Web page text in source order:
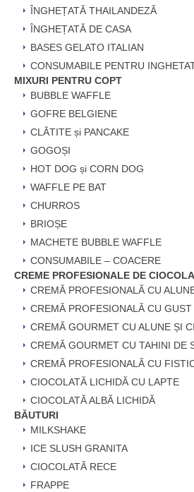
ÎNGHEȚATĂ THAILANDEZĂ
ÎNGHEȚATĂ DE CASA
BASES GELATO ITALIAN
CONSUMABILE PENTRU
MIXURI PENTRU COPT
BUBBLE WAFFLE
GOFRE BELGIENE
CLĂTITE și PANCAKE
GOGOȘI
HOT DOG și CORN DOG
WAFFLE PE BAT
CHURROS
BRIOȘE
MACHETE BUBBLE WAFFLE
CONSUMABILE – COACERE
CREME PROFESIONALE DE
CREMĂ PROFESIONALĂ CU
CREMĂ PROFESIONALĂ CU
CREMĂ GOURMET CU ALUNE ȘI
CREMĂ GOURMET CU TAHINI DE
CREMĂ PROFESIONALĂ CU
CIOCOLATĂ LICHIDĂ CU LAPTE
CIOCOLATĂ ALBĂ LICHIDĂ
BĂUTURI
MILKSHAKE
ICE SLUSH GRANITA
CIOCOLATĂ RECE
FRAPPE